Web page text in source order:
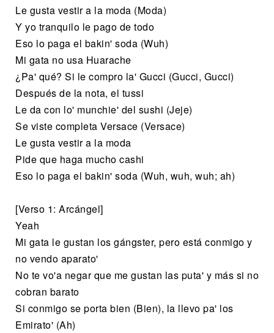
Le gusta vestir a la moda (Moda)
Y yo tranquilo le pago de todo
Eso lo paga el bakin' soda (Wuh)
Mi gata no usa Huarache
¿Pa' qué? Si le compro la' Gucci (Gucci, Gucci)
Después de la nota, el tussi
Le da con lo' munchie' del sushi (Jeje)
Se viste completa Versace (Versace)
Le gusta vestir a la moda
Pide que haga mucho cashi
Eso lo paga el bakin' soda (Wuh, wuh, wuh; ah)
[Verso 1: Arcángel]
Yeah
Mi gata le gustan los gángster, pero está conmigo y
no vendo aparato'
No te vo'a negar que me gustan las puta' y más si no
cobran barato
Si conmigo se porta bien (Bien), la llevo pa' los
Emirato' (Ah)